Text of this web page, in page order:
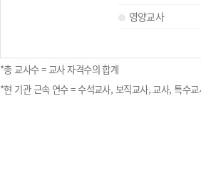
영양교사
*총 교사수 = 교사 자격수의 합계
*현 기관 근속 연수 = 수석교사, 보직교사, 교사, 특수